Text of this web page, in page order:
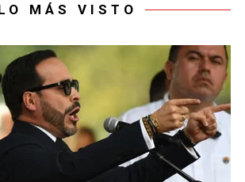
MÁS VISTO